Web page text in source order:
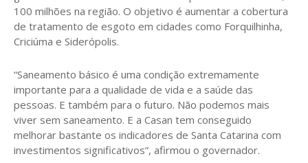
100 milhões na região. O objetivo é aumentar a cobertura
de tratamento de esgoto em cidades como Forquilhinha,
Criciúma e Siderópolis.
“Saneamento básico é uma condição extremamente
importante para a qualidade de vida e a saúde das
pessoas. E também para o futuro. Não podemos mais
viver sem saneamento. E a Casan tem conseguido
melhorar bastante os indicadores de Santa Catarina com
investimentos significativos”, afirmou o governador.